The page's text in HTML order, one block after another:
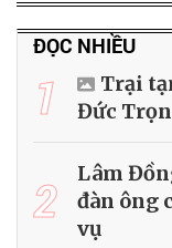
ĐỌC NHIỀU
1
Trại
Đức
2
Lâm
đàn ông
vụ